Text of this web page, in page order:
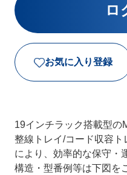
お気に入り登録
19インチラック搭載型の
整線トレイ/コード収容
により、効率的な保守・
構造・型番例等は下図を